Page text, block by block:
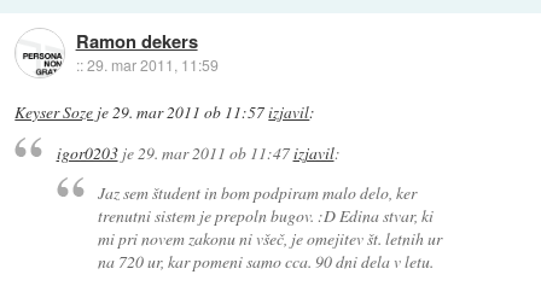
Ramon dekers
::29. mar 2011, 11:59
Keyser Soze je29. mar 2011 ob 11:57izjavil:
igor0203je29. mar 2011 ob 11:47izjavil:
Jaz sem študent in bom podpiram malo delo, ker
trenutni sistem je prepoln bugov. :D Edina stvar, ki
mi pri novem zakonu ni všeč, je omejitev št. letnih ur
na 720 ur, kar pomeni samo cca. 90 dni dela v letu.